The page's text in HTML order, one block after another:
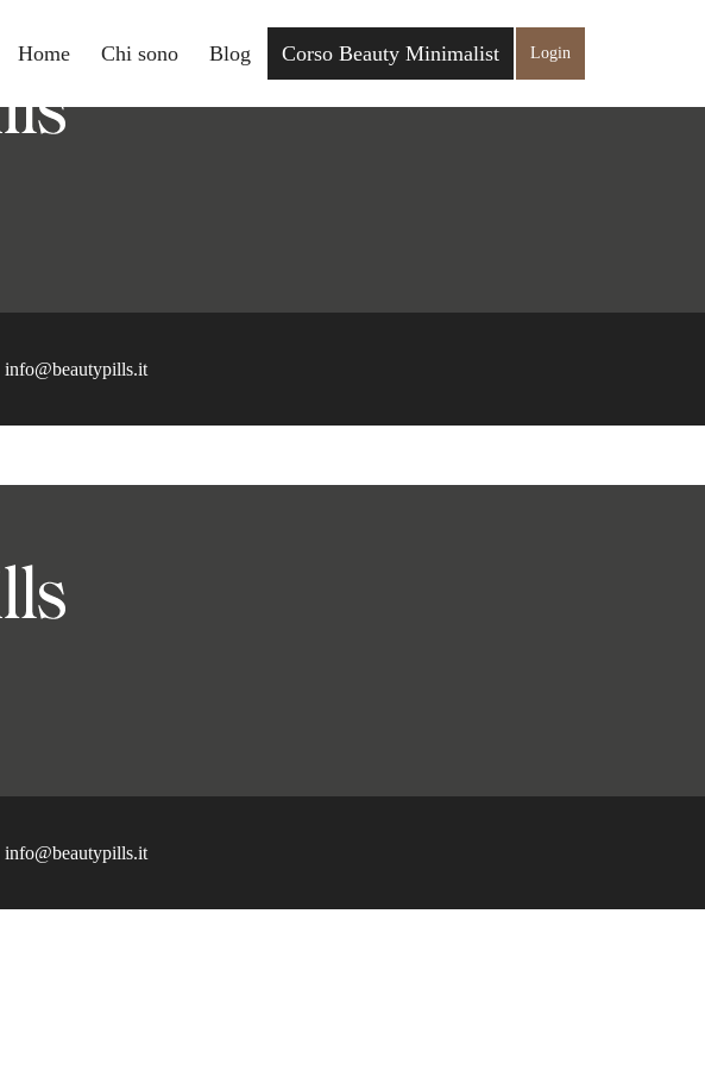
Login
Home Chi sono Blog Corso Beauty Minimalist
info@beautypills.it
info@beautypills.it